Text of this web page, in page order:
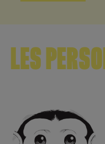
LES